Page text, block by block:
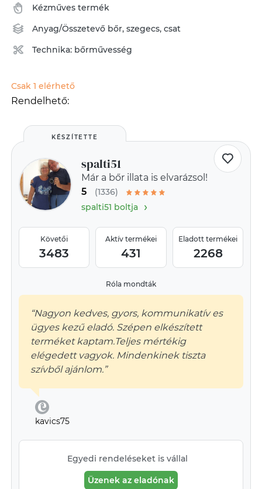
Kézműves termék
Anyag/Összetevő bőr,szegecs,csat
Technika: bőrművesség
Csak 1 elérhető
Rendelhető:
KÉSZÍTETTE
spalti51
Már a bőr illata is elvarázsol!
5
(1336)
spalti51 boltja›
Követői
3483
Aktív termékei
431
Eladott termékei
2268
Róla mondták
“Nagyon kedves, gyors, kommunikatív es
ügyes kezű eladó. Szépen elkészített
terméket kaptam.Teljes mértékig
elégedett vagyok. Mindenkinek tiszta
szívből ajánlom.”
kavics75
Egyedi rendeléseket is vállal
Üzenek az eladónak